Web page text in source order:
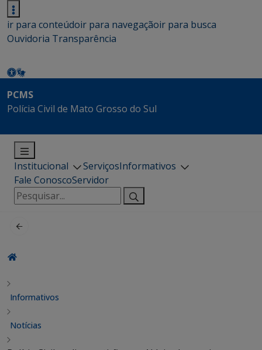
ir para conteúdoir para navegaçãoir para busca
Ouvidoria Transparência
PCMS
Polícia Civil de Mato Grosso do Sul
Institucional ServiçosInformativos
Fale ConoscoServidor
Pesquisar
por:
Informativos
Notícias